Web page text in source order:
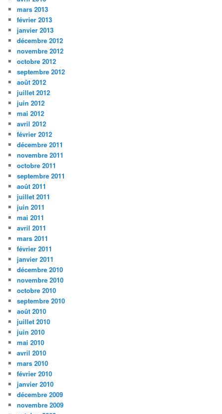
mars 2013
février 2013
janvier 2013
décembre 2012
novembre 2012
octobre 2012
septembre 2012
août 2012
juillet 2012
juin 2012
mai 2012
avril 2012
février 2012
décembre 2011
novembre 2011
octobre 2011
septembre 2011
août 2011
juillet 2011
juin 2011
mai 2011
avril 2011
mars 2011
février 2011
janvier 2011
décembre 2010
novembre 2010
octobre 2010
septembre 2010
août 2010
juillet 2010
juin 2010
mai 2010
avril 2010
mars 2010
février 2010
janvier 2010
décembre 2009
novembre 2009